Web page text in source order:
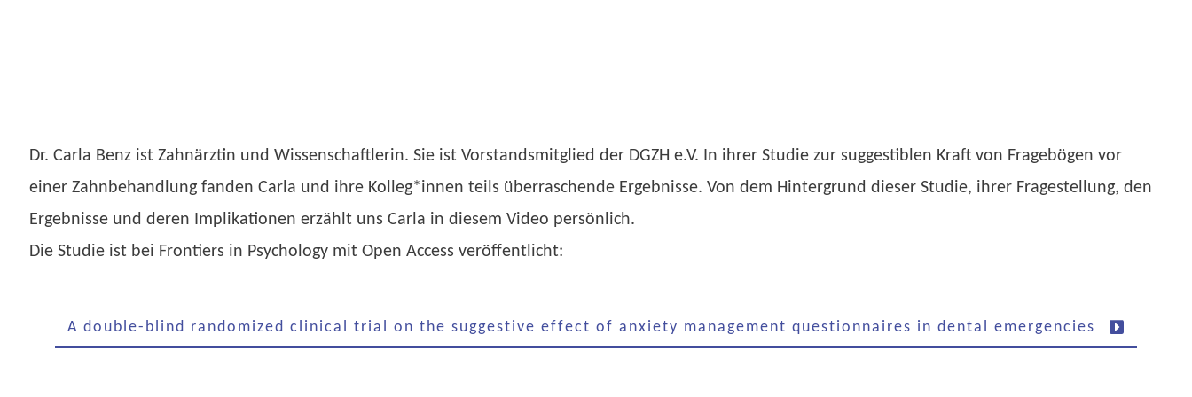
Dr. Carla Benz ist Zahnärztin und Wissenschaftlerin. Sie ist Vorstandsmitglied der DGZH e.V. In ihrer Studie zur suggestiblen Kraft von Fragebögen vor
einer Zahnbehandlung fanden Carla und ihre Kolleg*innen teils überraschende Ergebnisse. Von dem Hintergrund dieser Studie, ihrer Fragestellung, den
Ergebnisse und deren Implikationen erzählt uns Carla in diesem Video persönlich.
Die Studie ist bei Frontiers in Psychology mit Open Access veröffentlicht:
A double-blind randomized clinical trial on the suggestive effect of anxiety management questionnaires in dental emergencies